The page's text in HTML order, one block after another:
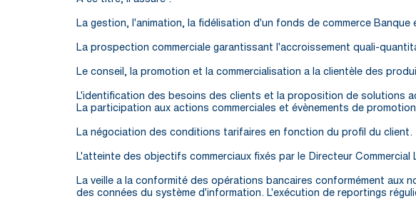
La gestion, l'animation, la fidélisation d'un fonds de commerce
La prospection commerciale garantissant l'accroissement quali-
Le conseil, la promotion et la commercialisation a la clientèle des
L'identification des besoins des clients et la proposition de solutions
La participation aux actions commerciales et évènements de
La négociation des conditions tarifaires en fonction du profil du client.
L'atteinte des objectifs commerciaux fixés par le Directeur
La veille a la conformité des opérations bancaires conformément aux
des connées du système d'information. L'exécution de reportings